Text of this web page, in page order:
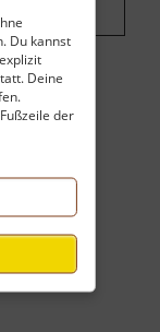
Du kannst
Deine
der